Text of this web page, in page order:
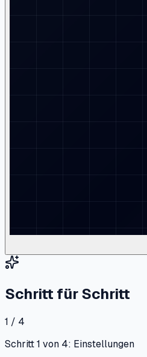
Schritt für Schritt
1 / 4
Schritt 1 von 4: Einstellungen